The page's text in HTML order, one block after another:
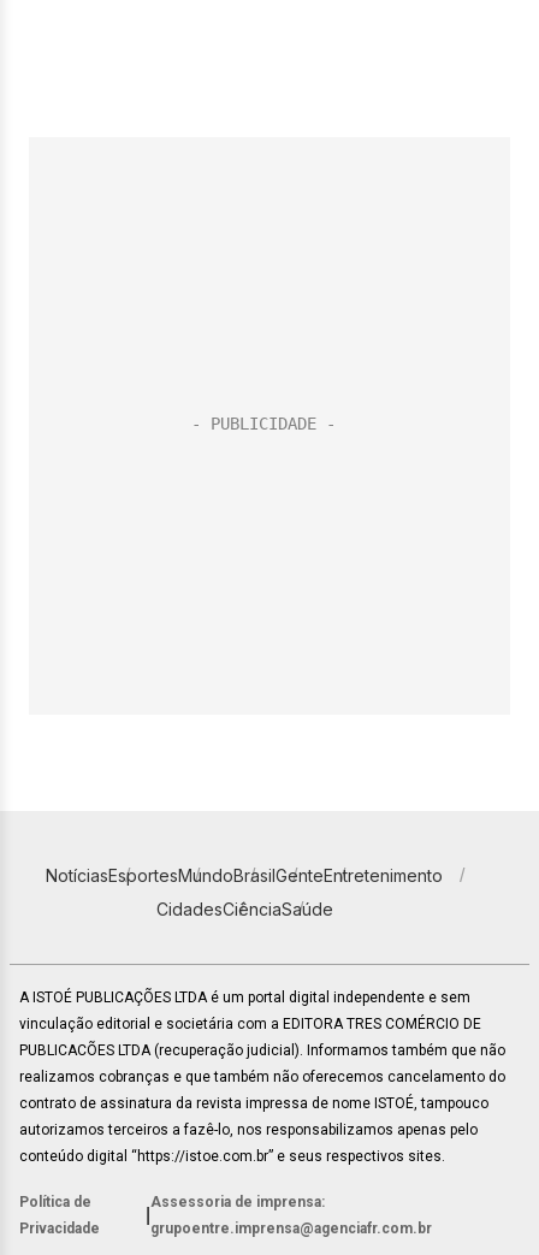
NotíciasEsportesMundoBrasilGenteEntretenimento
CidadesCiênciaSaúde
A ISTOÉ PUBLICAÇÕES LTDA é um portal digital independente e sem
vinculação editorial e societária com a EDITORA TRES COMÉRCIO DE
PUBLICACÕES LTDA (recuperação judicial). Informamos também que não
realizamos cobranças e que também não oferecemos cancelamento do
contrato de assinatura da revista impressa de nome ISTOÉ, tampouco
autorizamos terceiros a fazê-lo, nos responsabilizamos apenas pelo
conteúdo digital “https://istoe.com.br” e seus respectivos sites.
Política de
Privacidade
Assessoria de imprensa:
grupoentre.imprensa@agenciafr.com.br